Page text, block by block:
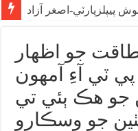
پيپلزپارٽي-اصغر آزاد
جو اظهار
ٽي آءِ آمهون
جو هڪ ٻئي تي
جو وسڪارو